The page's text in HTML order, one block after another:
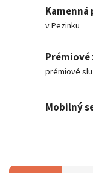
Kamenná
v Pezinku
Prémiové
prémiové
Mobilný